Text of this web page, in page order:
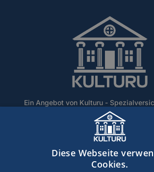
Ein Angebot von Kulturu -
Denkmalschutz und historische
Über UnsBlogLexikon
ErstinformationHaftungsausschluss
Datenschutz
Diese Webseite
Cookies.